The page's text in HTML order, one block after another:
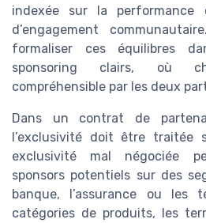
indexée sur la
d’engagement
formaliser ces équilibres
sponsoring clairs, où
compréhensible par les deux
Dans un contrat de
l’exclusivité doit être traitée
exclusivité mal négociée
sponsors potentiels sur des
banque, l’assurance ou les
catégories de produits, les